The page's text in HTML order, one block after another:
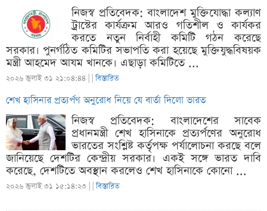
নিজস্ব প্রতিবেদক: বাংলাদেশ মুক্তিযোদ্ধা কল্যাণ
ট্রাস্টের কার্যক্রম আরও গতিশীল ও কার্যকর
করতে নতুন নির্বাহী কমিটি গঠন করেছে
সরকার। পুনর্গঠিত কমিটির সভাপতি করা হয়েছে মুক্তিযুদ্ধবিষয়ক
মন্ত্রী আহমেদ আযম খানকে। এছাড়া কমিটিতে ...
২০২৬ জুলাই ৩১ ২১:০৪:৪৪ | |বিস্তারিত
শেখ হাসিনার প্রত্যর্পণ অনুরোধ নিয়ে যে বার্তা দিলো ভারত
নিজস্ব প্রতিবেদক: বাংলাদেশের সাবেক
প্রধানমন্ত্রী শেখ হাসিনাকে প্রত্যর্পণের অনুরোধ
ভারতের সংশ্লিষ্ট কর্তৃপক্ষ পর্যালোচনা করছে বলে
জানিয়েছে দেশটির কেন্দ্রীয় সরকার। একই সঙ্গে ভারত দাবি
করেছে, দেশটিতে অবস্থান করলেও শেখ হাসিনাকে কোনো ...
২০২৬ জুলাই ৩১ ১৫:১৪:২৩ | |বিস্তারিত